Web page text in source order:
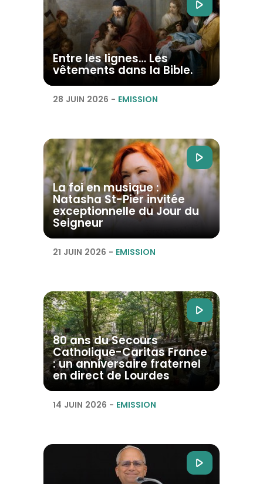
Entre les lignes… Les
vêtements dans la Bible.
28 JUIN 2026 - EMISSION
La foi en musique :
Natasha St-Pier invitée
exceptionnelle du Jour du
Seigneur
21 JUIN 2026 - EMISSION
80 ans du Secours
Catholique-Caritas France
: un anniversaire fraternel
en direct de Lourdes
14 JUIN 2026 - EMISSION